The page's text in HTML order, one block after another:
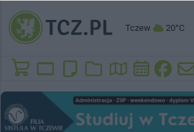
Tczew 20°C